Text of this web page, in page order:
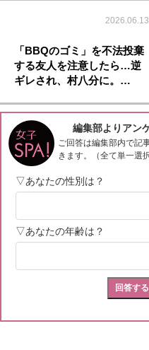
2026.06.13
「BBQのゴミ」を不法投棄
する友人を注意したら…逆
ギレされ、村八分に。…